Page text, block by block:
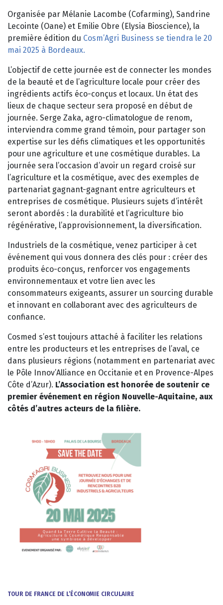
Organisée par Mélanie Lacombe (Cofarming), Sandrine
Lecointe (Oane) et Emilie Obre (Elysia Bioscience), la
première édition du Cosm’Agri Business se tiendra le 20
mai 2025 à Bordeaux.
L’objectif de cette journée est de connecter les mondes
de la beauté et de l’agriculture locale pour créer des
ingrédients actifs éco-conçus et locaux. Un état des
lieux de chaque secteur sera proposé en début de
journée. Serge Zaka, agro-climatologue de renom,
interviendra comme grand témoin, pour partager son
expertise sur les défis climatiques et les opportunités
pour une agriculture et une cosmétique durables. La
journée sera l’occasion d’avoir un regard croisé sur
l’agriculture et la cosmétique, avec des exemples de
partenariat gagnant-gagnant entre agriculteurs et
entreprises de cosmétique. Plusieurs sujets d’intérêt
seront abordés : la durabilité et l’agriculture bio
régénérative, l’approvisionnement, la diversification.
Industriels de la cosmétique, venez participer à cet
événement qui vous donnera des clés pour : créer des
produits éco-conçus, renforcer vos engagements
environnementaux et votre lien avec les
consommateurs exigeants, assurer un sourcing durable
et innovant en collaborant avec des agriculteurs de
confiance.
Cosmed s’est toujours attaché à faciliter les relations
entre les producteurs et les entreprises de l’aval, ce
dans plusieurs régions (notamment en partenariat avec
le Pôle Innov’Alliance en Occitanie et en Provence-Alpes
Côte d’Azur). L’Association est honorée de soutenir ce
premier événement en région Nouvelle-Aquitaine, aux
côtés d’autres acteurs de la filière.
TOUR DE FRANCE DE L’ÉCONOMIE CIRCULAIRE